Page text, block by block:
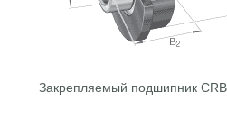
Закрепляемый подшипник CRB